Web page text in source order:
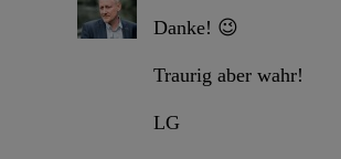
Danke! 😉
Traurig aber wahr!
LG